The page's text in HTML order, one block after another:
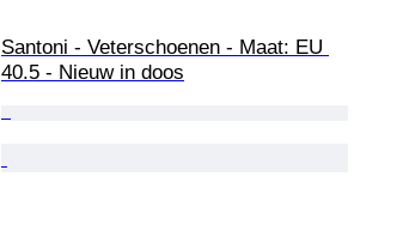
Santoni - Veterschoenen - Maat: EU
40.5 - Nieuw in doos